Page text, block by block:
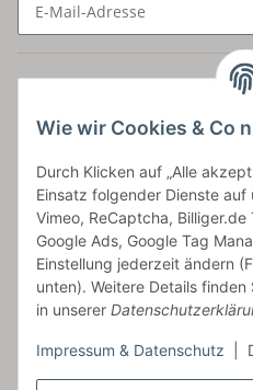
Wie wir Cookies & Co
Durch Klicken auf „Alle
Einsatz folgender Dienste auf
Vimeo, ReCaptcha,
Google Ads, Google Tag
Einstellung jederzeit ändern
unten). Weitere Details finden
in unserer
Impressum & Datenschutz
Artikelinformationen
Frieslandstr. 44 | 26446
Fon 04468-9479855-0 | Fax -9